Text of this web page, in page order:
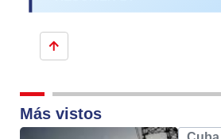
Más vistos